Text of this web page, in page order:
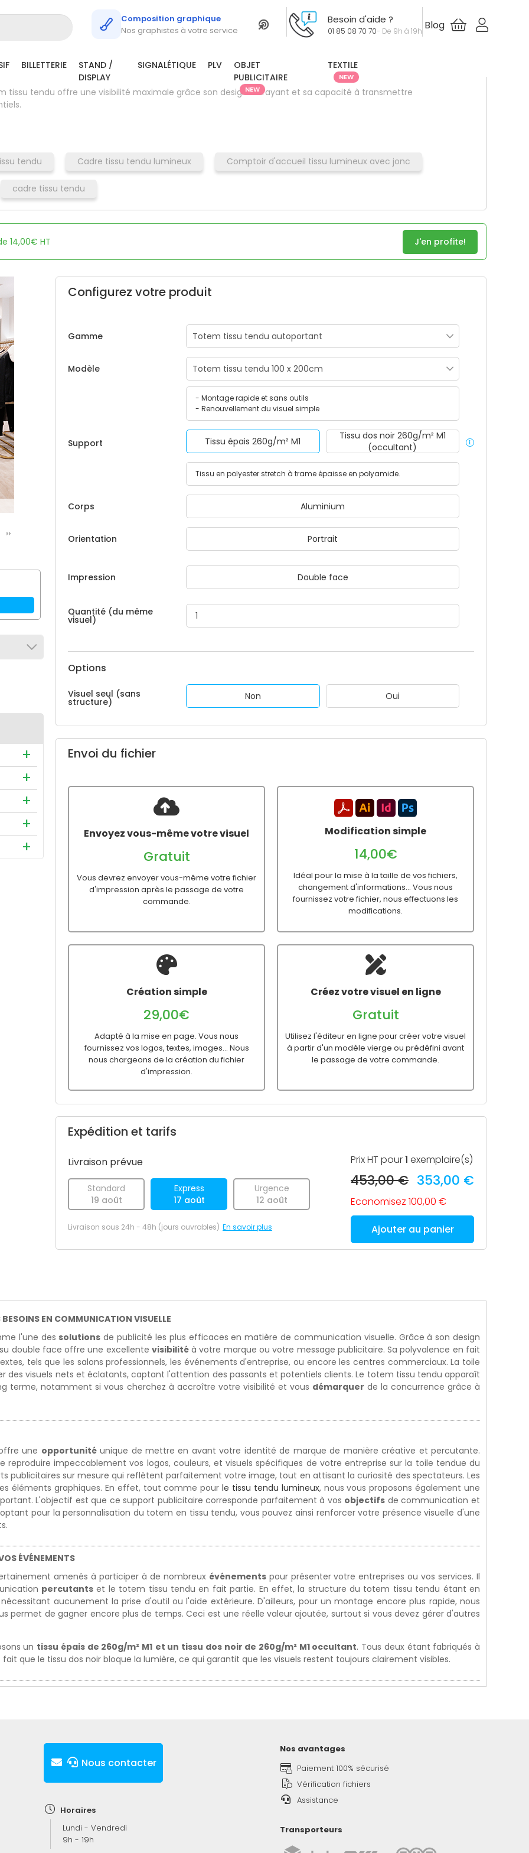
Composition graphique
Nos graphistes à votre service
Besoin d'aide ?
01 85 08 70 70- De 9h à 19h Blog
BILLETTERIE
STAND /
DISPLAY
SIGNALÉTIQUE PLV
OBJET
PUBLICITAIRE
NEW
TEXTILE
NEW
dès
tissu tendu offre une visibilité maximale grâce son design attrayant et sa capacité à transmettre
tendu Cadre tissu tendu lumineux Comptoir d'accueil tissu lumineux avec jonc
cadre tissu tendu
14,00€ HT J'en profite!
sert à
le
donc
Configurez votre produit
Gamme
Modèle
- Montage rapide et sans outils
- Renouvellement du visuel simple
Support Tissu épais 260g/m² M1
Tissu dos noir 260g/m² M1
(occultant)
Tissu en polyester stretch à trame épaisse en polyamide.
Corps Aluminium
Orientation Portrait
Impression Double face
Quantité (du même
visuel)
Options
Visuel seul (sans
structure) Non Oui
Envoi du fichier
Envoyez vous-même votre visuel
Gratuit
Vous devrez envoyer vous-même votre fichier
d'impression après le passage de votre
commande.
Modification simple
14,00€
Idéal pour la mise à la taille de vos fichiers,
changement d'informations... Vous nous
fournissez votre fichier, nous effectuons les
modifications.
Création simple
29,00€
Adapté à la mise en page. Vous nous
fournissez vos logos, textes, images... Nous
nous chargeons de la création du fichier
d'impression.
Créez votre visuel en ligne
Gratuit
Utilisez l'éditeur en ligne pour créer votre visuel
à partir d'un modèle vierge ou prédéfini avant
le passage de votre commande.
Expédition et tarifs
Livraison prévue
Standard
19 août
Express
17 août
Urgence
12 août
Livraison sous 24h - 48h (jours ouvrables) En savoir plus
Prix HT pour1 exemplaire(s)
453,00 € 353,00 €
Economisez 100,00 €
Ajouter au panier
EN COMMUNICATION VISUELLE
l'une des solutions de publicité les plus efficaces en matière de communication visuelle. Grâce à son design
double face offre une excellente visibilitéà votre marque ou votre message publicitaire. Sa polyvalence en fait
tels que les salons professionnels, les événements d'entreprise, ou encore les centres commerciaux. La toile
visuels nets et éclatants, captant l'attention des passants et potentiels clients. Le totem tissu tendu apparaît
terme, notamment si vous cherchez à accroître votre visibilité et vous démarquer de la concurrence grâce à
une opportunitéunique de mettre en avant votre identité de marque de manière créative et percutante.
reproduire impeccablement vos logos, couleurs, et visuels spécifiques de votre entreprise sur la toile tendue du
publicitaires sur mesure qui reflètent parfaitement votre image, tout en attisant la curiosité des spectateurs. Les
éléments graphiques. En effet, tout comme pourle tissu tendu lumineux, nous vous proposons également une
L'objectif est que ce support publicitaire corresponde parfaitement à vos objectifs de communication et
pour la personnalisation du totem en tissu tendu, vous pouvez ainsi renforcer votre présence visuelle d'une
ÉVÉNEMENTS
amenés à participer à de nombreux événementspour présenter votre entreprises ou vos services. Il
percutants et le totem tissu tendu en fait partie. En effet, la structure du totem tissu tendu étant en
aucunement la prise d'outil ou l'aide extérieure. D'ailleurs, pour un montage encore plus rapide, nous
permet de gagner encore plus de temps. Ceci est une réelle valeur ajoutée, surtout si vous devez gérer d'autres
un tissu épais de 260g/m² M1 et un tissu dos noir de 260g/m² M1 occultant. Tous deux étant fabriqués à
que le tissu dos noir bloque la lumière, ce qui garantit que les visuels restent toujours clairement visibles.
Nous contacter
Horaires
Lundi - Vendredi
9h - 19h
Nos avantages
Paiement 100% sécurisé
Vérification fichiers
Assistance
Transporteurs